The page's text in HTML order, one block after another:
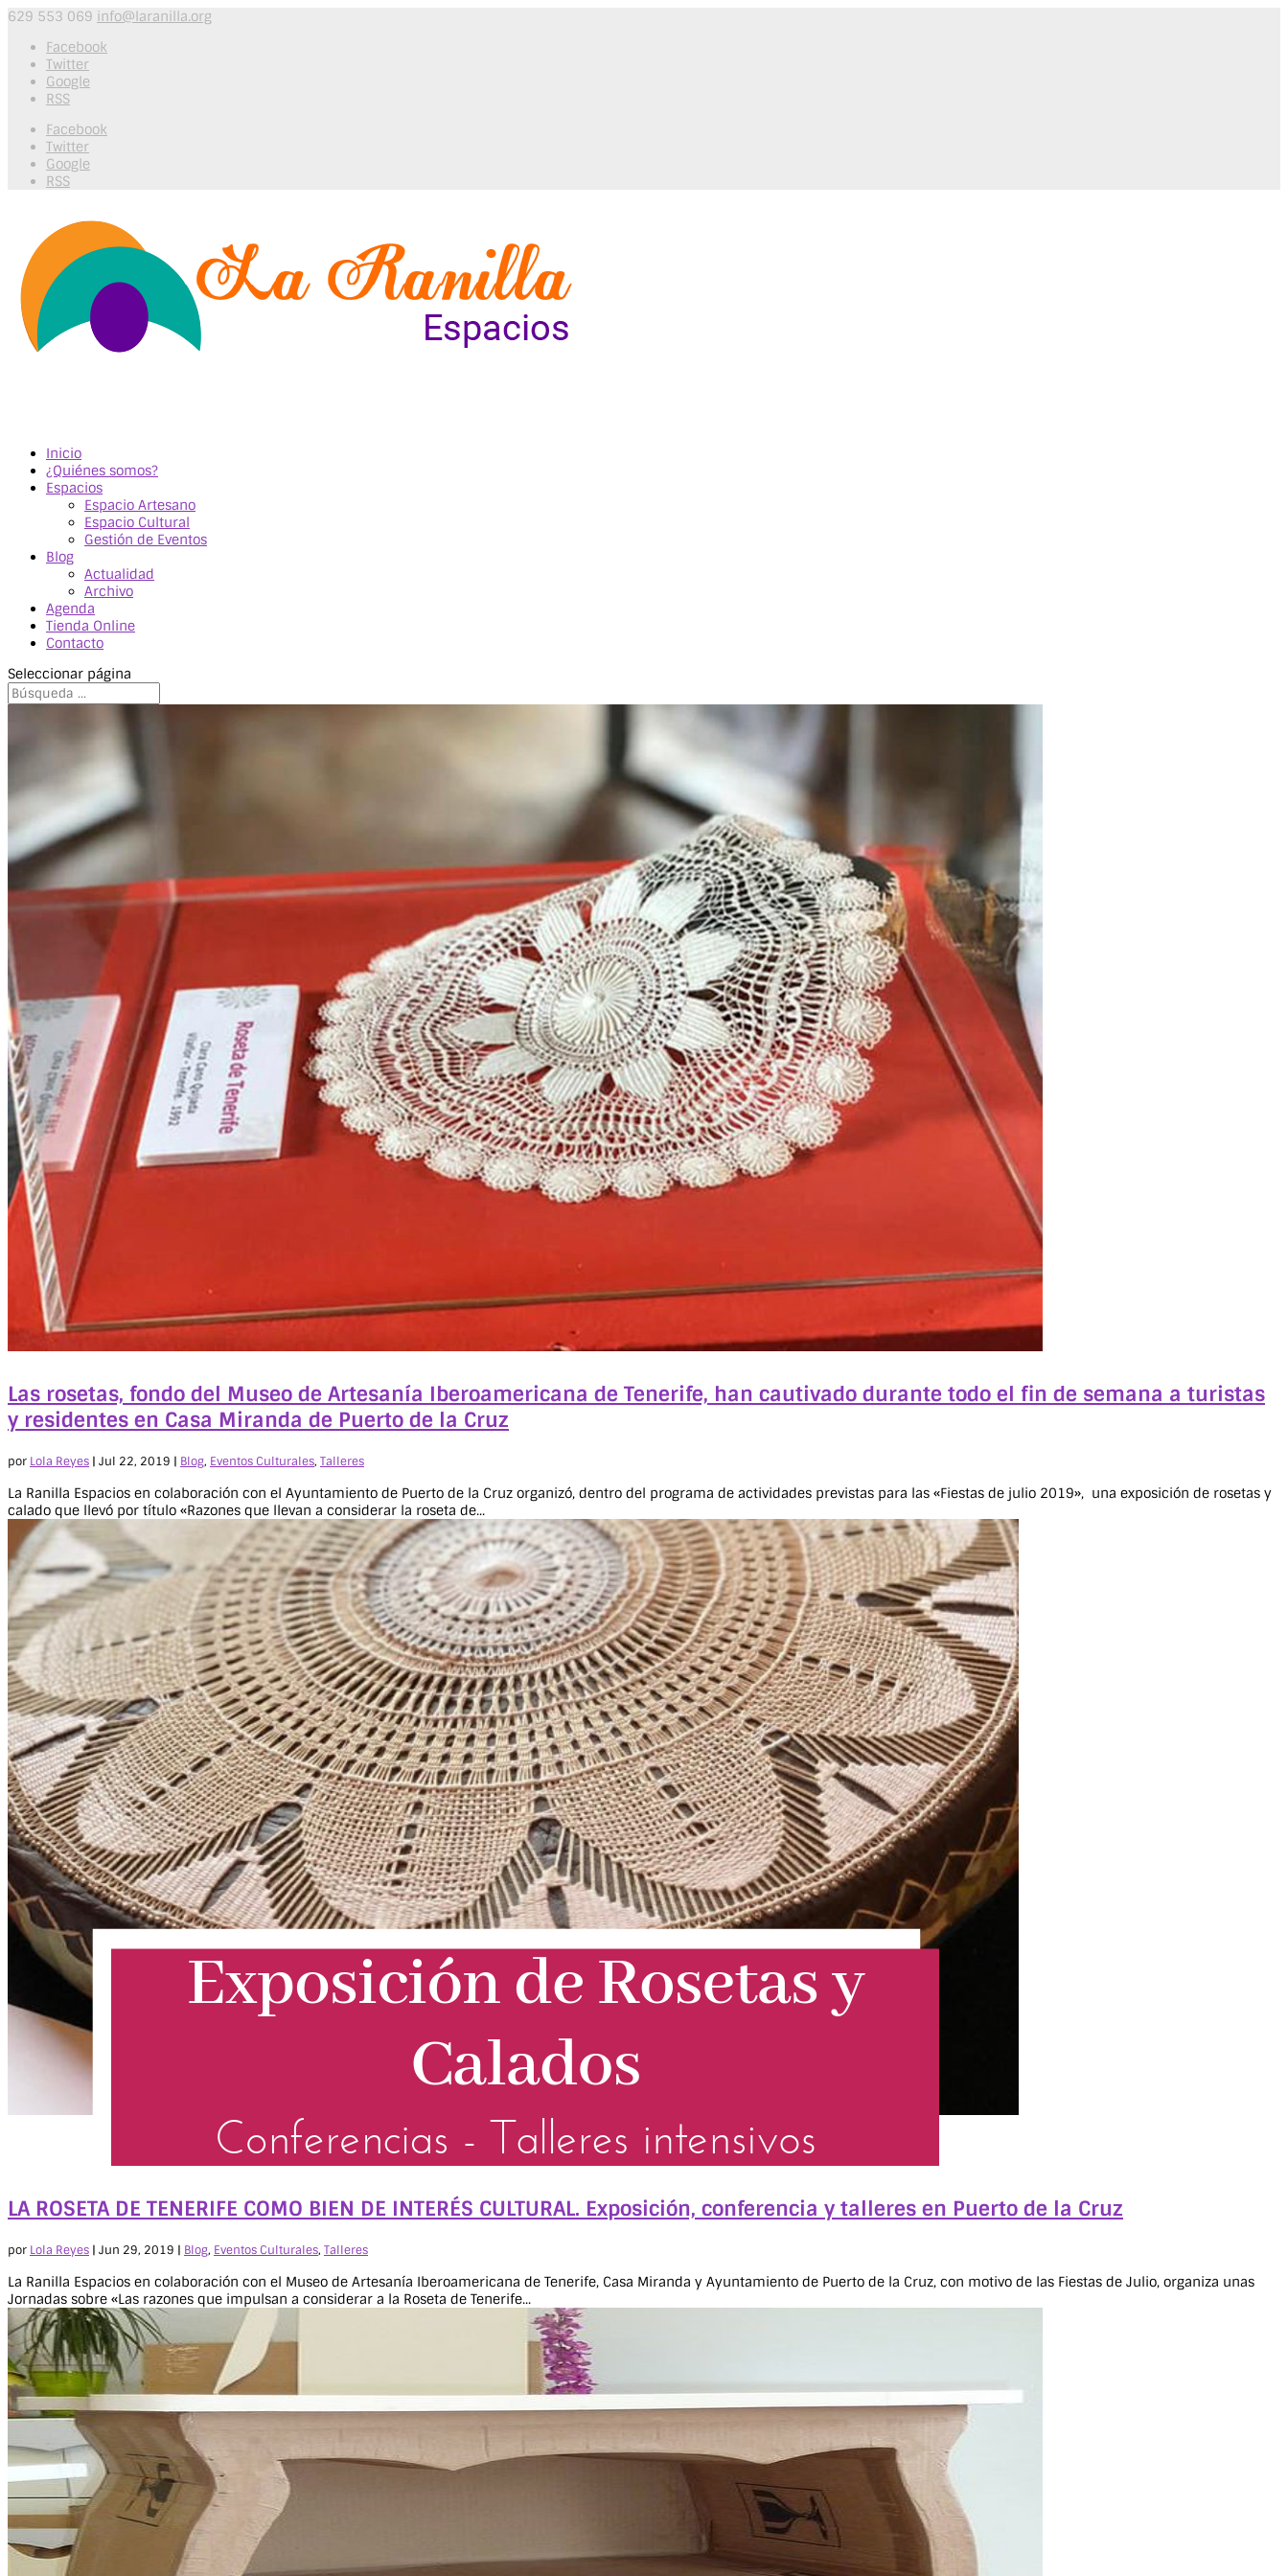
629 553 069 info@laranilla.org
Facebook
Twitter
Google
RSS
Facebook
Twitter
Google
RSS
Inicio
¿Quiénes somos?
Espacios
Espacio Artesano
Espacio Cultural
Gestión de Eventos
Blog
Actualidad
Archivo
Agenda
Tienda Online
Contacto
Seleccionar página
Las rosetas, fondo del Museo de Artesanía Iberoamericana de Tenerife, han cautivado durante todo el fin de semana a turistas
y residentes en Casa Miranda de Puerto de la Cruz
por Lola Reyes | Jul 22, 2019 | Blog, Eventos Culturales, Talleres
La Ranilla Espacios en colaboración con el Ayuntamiento de Puerto de la Cruz organizó, dentro del programa de actividades previstas para las «Fiestas de julio 2019», una exposición de rosetas y
calado que llevó por título «Razones que llevan a considerar la roseta de...
LA ROSETA DE TENERIFE COMO BIEN DE INTERÉS CULTURAL. Exposición, conferencia y talleres en Puerto de la Cruz
por Lola Reyes | Jun 29, 2019 | Blog, Eventos Culturales, Talleres
La Ranilla Espacios en colaboración con el Museo de Artesanía Iberoamericana de Tenerife, Casa Miranda y Ayuntamiento de Puerto de la Cruz, con motivo de las Fiestas de Julio, organiza unas
Jornadas sobre «Las razones que impulsan a considerar a la Roseta de Tenerife...